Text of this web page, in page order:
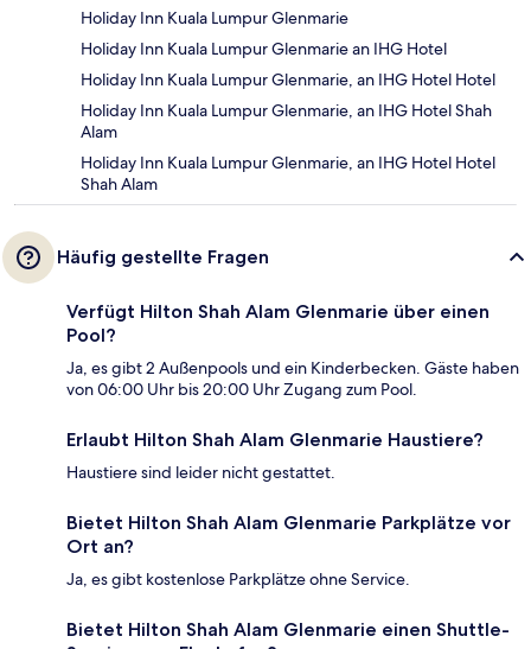
Holiday Inn Kuala Lumpur Glenmarie
Holiday Inn Kuala Lumpur Glenmarie an IHG Hotel
Holiday Inn Kuala Lumpur Glenmarie, an IHG Hotel Hotel
Holiday Inn Kuala Lumpur Glenmarie, an IHG Hotel Shah
Alam
Holiday Inn Kuala Lumpur Glenmarie, an IHG Hotel Hotel
Shah Alam
Häufig gestellte Fragen
Verfügt Hilton Shah Alam Glenmarie über einen
Pool?
Ja, es gibt 2 Außenpools und ein Kinderbecken. Gäste haben
von 06:00 Uhr bis 20:00 Uhr Zugang zum Pool.
Erlaubt Hilton Shah Alam Glenmarie Haustiere?
Haustiere sind leider nicht gestattet.
Bietet Hilton Shah Alam Glenmarie Parkplätze vor
Ort an?
Ja, es gibt kostenlose Parkplätze ohne Service.
Bietet Hilton Shah Alam Glenmarie einen Shuttle-